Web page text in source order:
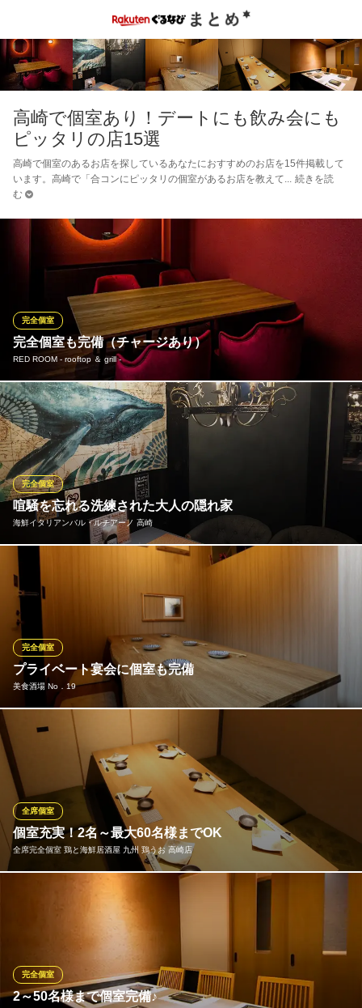
高崎で個室あり！デートにも飲み会にも
ピッタリの店15選
高崎で個室のあるお店を探しているあなたにおすすめのお店を15件掲載して
います。高崎で「合コンにピッタリの個室があるお店を教えて
続きを読
む
完全個室も完備（チャージあり）
RED ROOM ‐ rooftop ＆ grill ‐
完全個室
当店には4名様の個室もご用意しております。「達磨」から発想を
得た室内は落ち着いた赤とダウンライトの陰影でラグジュアリー
な雰囲気。特別な記念日や大切な商談など、縁起の良い個室でお
過ごしください
RED ROOM ‐ rooftop ＆ grill ‐
スパニッシュイタリアン
ＪＲ高崎駅 徒歩6分
群馬県高崎市栄町22-30 エテルナ高崎4F
喧騒を忘れる洗練された大人の隠れ家
海鮮イタリアンバル・ルチアーノ 高崎
完全個室
高崎駅西口から徒歩5分という好立地にありながら、一歩足を踏み
入れればそこは都会の喧騒を忘れるシックな異空間。 黒を基調と
したモダンなインテリアと、温かみのある照明が、上質なディナ
ータイムを演出します。
海鮮イタリアンバル・ルチアーノ 高崎
海鮮イタリアンバル
ＪＲ高崎駅 徒歩5分
群馬県高崎市通町43 ウィズスクエア2F
プライベート宴会に個室も完備
美食酒場 No．19
完全個室
「今日はゆっくり話したい」そんな時は6名様まで使える個室がお
すすめ。程よいお籠り感が、会話をより弾ませてくれます。カウ
ンター席なら、しっぽり一人飲みも様になります
美食酒場 No．19
高崎創作料理居酒屋
ＪＲ高崎駅 徒歩5分
群馬県高崎市通町19
個室充実！2名～最大60名様までOK
全席完全個室 鶏と海鮮居酒屋 九州 鶏うお 高崎店
全席個室
まで個室にご案内可能です！ご利用人数に応じてお席をご用意い
たします！ゆったり寛げる掘りごたつ席は、プライベートな個室
空間でごゆっくりご宴会をお楽しみください！ご友人やご家族と
のお食事会、飲み会、会社宴会などの大人数のご宴会、団体様も
大歓迎！
2～50名様まで個室完備♪
完全個室